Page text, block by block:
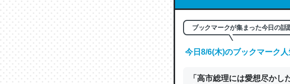
これは良記事。32768トーク
の伏線」は回収されないけど
やすく強くなりそう
ブックマークが集まった今日の話
今日8/6(木)のブックマーク
「高市総理には愛想尽かし